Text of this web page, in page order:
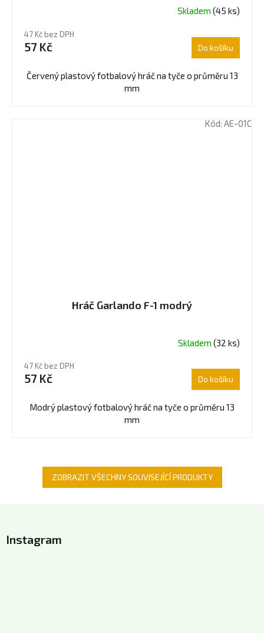
produktu
je
z
Skladem(45 ks)
47 Kč bez DPH
57 Kč Do košíku
Červený plastový fotbalový hráč na tyče o průměru 13
mm
Hráč Garlando F-1 modrý
produktu
je
Kód: AE-01C
Skladem(32 ks)
47 Kč bez DPH
57 Kč Do košíku
Modrý plastový fotbalový hráč na tyče o průměru 13
mm
ZOBRAZIT VŠECHNY SOUVISEJÍCÍ PRODUKTY
pInstagram